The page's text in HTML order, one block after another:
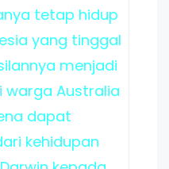
tetap hidup
yang tinggal
menjadi
warga Australia
dapat
kehidupan